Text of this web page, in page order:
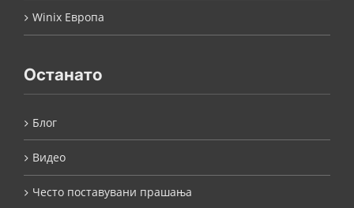
Winix Европа
Останато
Блог
Видео
Често поставувани прашања